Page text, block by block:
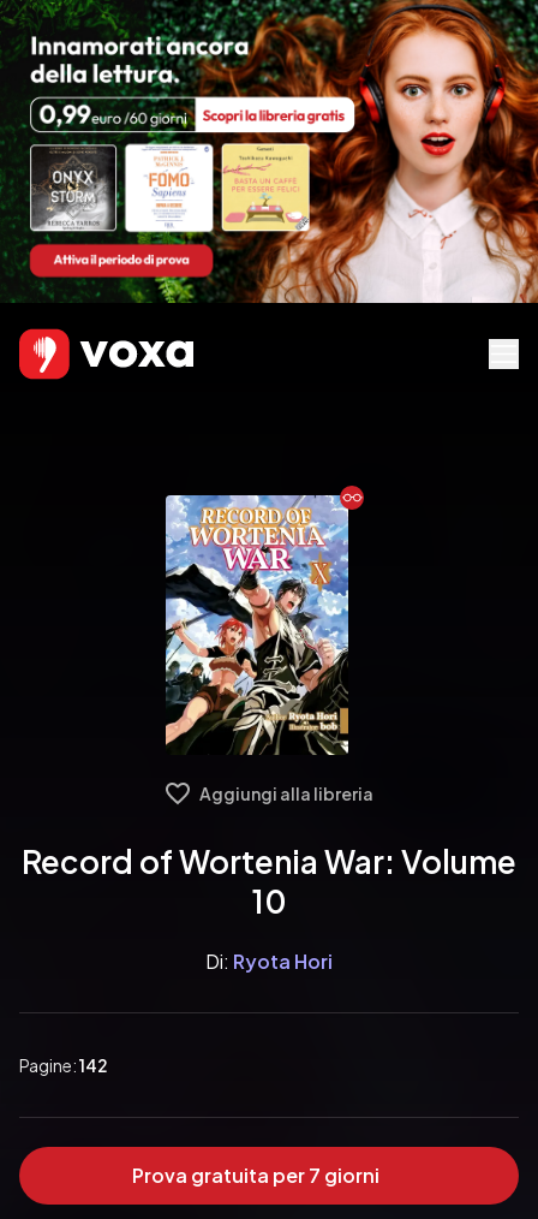
Ebook
Aggiungi alla libreria
Record of Wortenia War: Volume
10
Di: Ryota Hori
Pagine:142
Prova gratuita per 7 giorni